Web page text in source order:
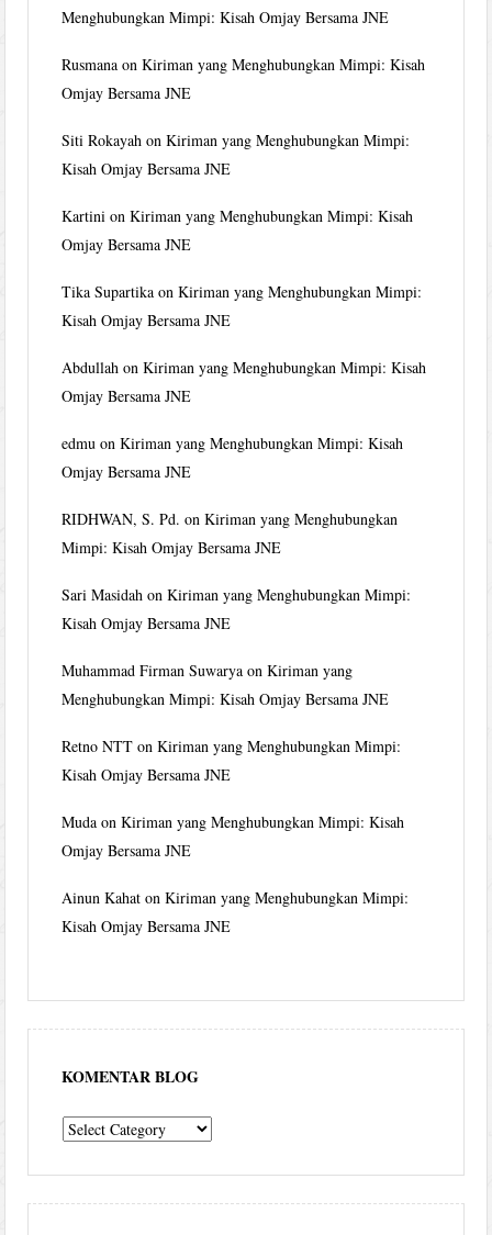
Menghubungkan Mimpi: Kisah Omjay Bersama JNE
Rusmana onKiriman yang Menghubungkan Mimpi: Kisah
Omjay Bersama JNE
Siti Rokayah onKiriman yang Menghubungkan Mimpi:
Kisah Omjay Bersama JNE
Kartini onKiriman yang Menghubungkan Mimpi: Kisah
Omjay Bersama JNE
Tika Supartika onKiriman yang Menghubungkan Mimpi:
Kisah Omjay Bersama JNE
Abdullah onKiriman yang Menghubungkan Mimpi: Kisah
Omjay Bersama JNE
edmu onKiriman yang Menghubungkan Mimpi: Kisah
Omjay Bersama JNE
RIDHWAN, S. Pd. onKiriman yang Menghubungkan
Mimpi: Kisah Omjay Bersama JNE
Sari Masidah onKiriman yang Menghubungkan Mimpi:
Kisah Omjay Bersama JNE
Muhammad Firman Suwarya onKiriman yang
Menghubungkan Mimpi: Kisah Omjay Bersama JNE
Retno NTT onKiriman yang Menghubungkan Mimpi:
Kisah Omjay Bersama JNE
Muda onKiriman yang Menghubungkan Mimpi: Kisah
Omjay Bersama JNE
Ainun Kahat onKiriman yang Menghubungkan Mimpi:
Kisah Omjay Bersama JNE
KOMENTAR BLOG
komentar